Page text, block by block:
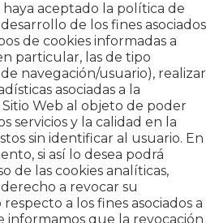
haya aceptado la política de
de los fines asociados
de cookies informadas a
particular, las de tipo
navegación/usuario), realizar
asociadas a la
Web al objeto de poder
servicios y la calidad en la
sin identificar al usuario. En
si así lo desea podrá
de las cookies analíticas,
a revocar su
a los fines asociados a
informamos que la revocación